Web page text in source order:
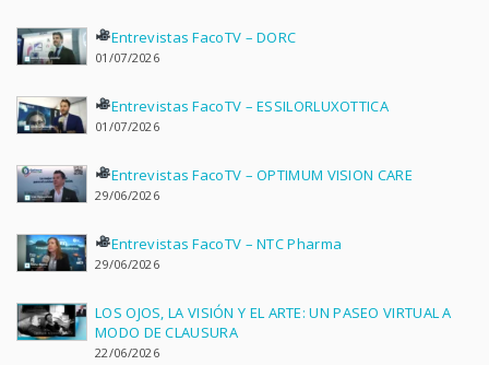
Entrevistas FacoTV – DORC
01/07/2026
Entrevistas FacoTV – ESSILORLUXOTTICA
01/07/2026
Entrevistas FacoTV – OPTIMUM VISION CARE
29/06/2026
Entrevistas FacoTV – NTC Pharma
29/06/2026
LOS OJOS, LA VISIÓN Y EL ARTE: UN PASEO VIRTUAL A
MODO DE CLAUSURA
22/06/2026